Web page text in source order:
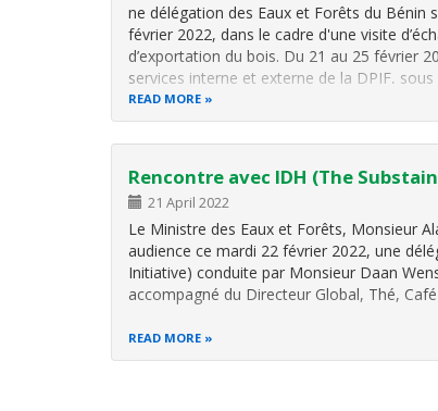
ne délégation des Eaux et Forêts du Bénin
février 2022, dans le cadre d'une visite
d’exportation du bois. Du 21 au 25 février
services interne et externe de la DPIF,
READ MORE
Rencontre avec IDH (The
21 April 2022
Le Ministre des Eaux et Forêts, Monsieur
audience ce mardi 22 février 2022, une
Initiative) conduite par Monsieur Daan
accompagné du Directeur Global, Thé,
READ MORE